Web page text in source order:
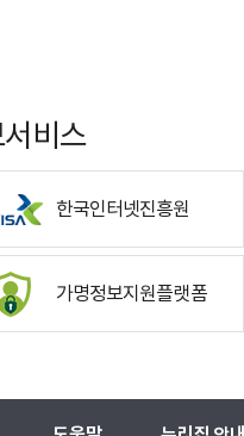
비스
한국인터넷진흥원
가명정보지원플랫폼